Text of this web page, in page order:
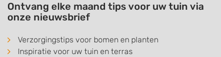
Ontvang elke maand tips voor uw tuin via
onze nieuwsbrief
Verzorgingstips voor bomen en planten
Inspiratie voor uw tuin en terras